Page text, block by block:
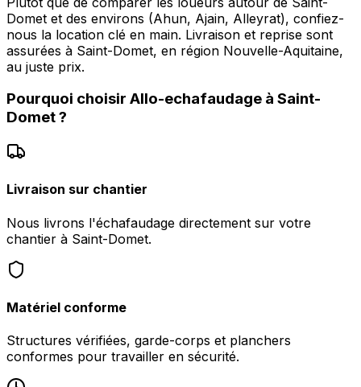
Domet et des environs (Ahun, Ajain, Alleyrat), confiez-
nous la location clé en main. Livraison et reprise sont
assurées à Saint-Domet, en région Nouvelle-Aquitaine,
au juste prix.
Pourquoi choisir Allo-echafaudage à Saint-
Domet?
Livraison sur chantier
Nous livrons l'échafaudage directement sur votre
chantier à Saint-Domet.
Matériel conforme
Structures vérifiées, garde-corps et planchers
conformes pour travailler en sécurité.